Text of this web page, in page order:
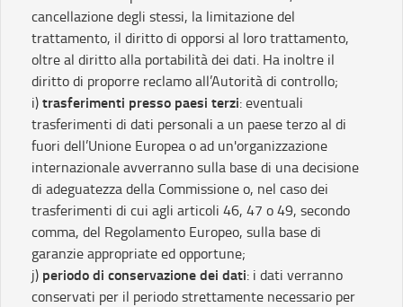
cancellazione degli stessi, la limitazione del
trattamento, il diritto di opporsi al loro trattamento,
oltre al diritto alla portabilità dei dati. Ha inoltre il
diritto di proporre reclamo all’Autorità di controllo;
i)trasferimenti presso paesi terzi: eventuali
trasferimenti di dati personali a un paese terzo al di
fuori dell’Unione Europea o ad un'organizzazione
internazionale avverranno sulla base di una decisione
di adeguatezza della Commissione o, nel caso dei
trasferimenti di cui agli articoli 46, 47 o 49, secondo
comma, del Regolamento Europeo, sulla base di
garanzie appropriate ed opportune;
j) periodo di conservazione dei dati: i dati verranno
conservati per il periodo strettamente necessario per